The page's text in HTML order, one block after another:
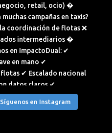
Síguenos en Instagram